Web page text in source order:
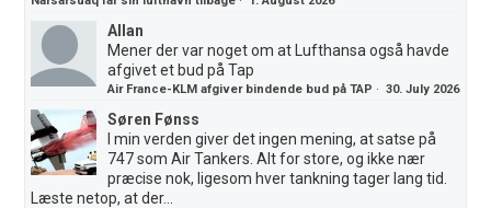
Allan
Mener der var noget om at Lufthansa også havde
afgivet et bud på Tap
Air France-KLM afgiver bindende bud på TAP ·30. July 2026
Søren Fønss
I min verden giver det ingen mening, at satse på
747 som Air Tankers. Alt for store, og ikke nær
præcise nok, ligesom hver tankning tager lang tid.
Læste netop, at der...